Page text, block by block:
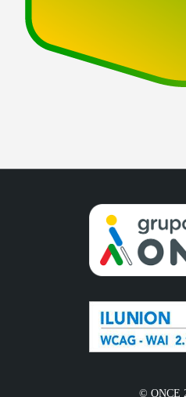
© ONCE